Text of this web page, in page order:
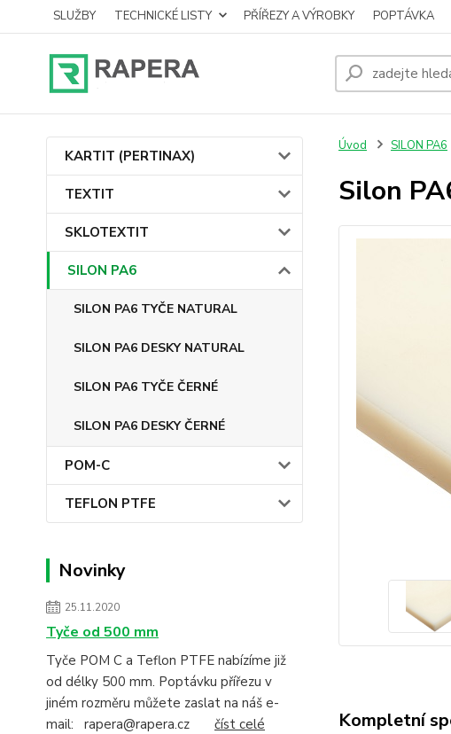
SLUŽBY TECHNICKÉ LISTY PŘÍŘEZY A VÝROBKY POPTÁVKA
KARTIT (PERTINAX)
TEXTIT
SKLOTEXTIT
SILON PA6
SILON PA6 TYČE NATURAL
SILON PA6 DESKY NATURAL
SILON PA6 TYČE ČERNÉ
SILON PA6 DESKY ČERNÉ
POM-C
TEFLON PTFE
Novinky
25.11.2020
Tyče od 500 mm
Tyče POM C a Teflon PTFE nabízíme již
od délky 500 mm. Poptávku přířezu v
jiném rozměru můžete zaslat na náš e-
mail: rapera@rapera.cz číst celé
Úvod SILON PA6
Silon
Kompletní